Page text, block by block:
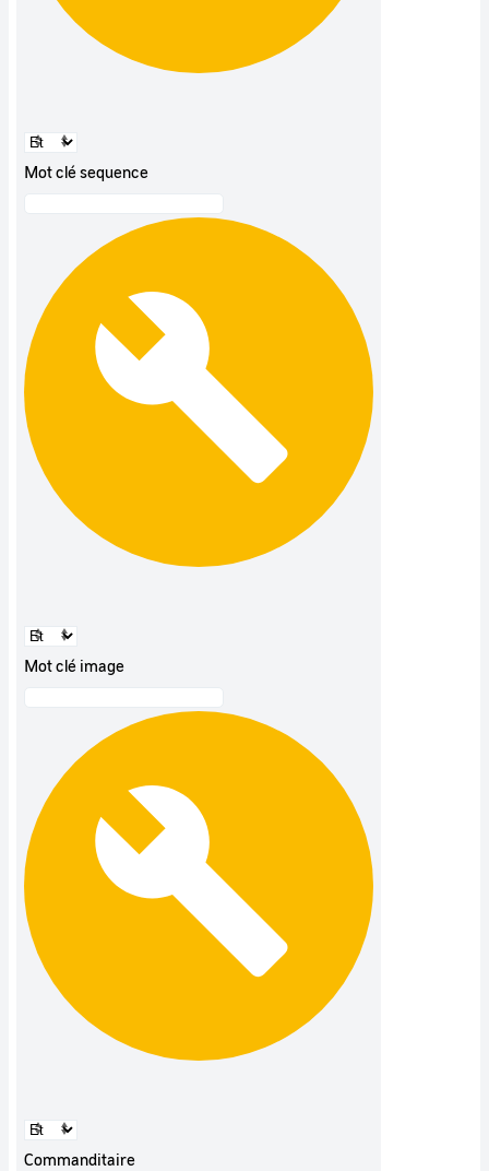
Mot clé sequence
Mot clé image
Commanditaire